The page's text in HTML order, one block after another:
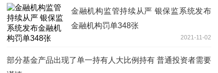
金融机构监管持续从严 银保监系统发布
金融机构罚单348张
2021-11-02
部分基金产品出现了单一持有人大比例持有 普通投资者需要